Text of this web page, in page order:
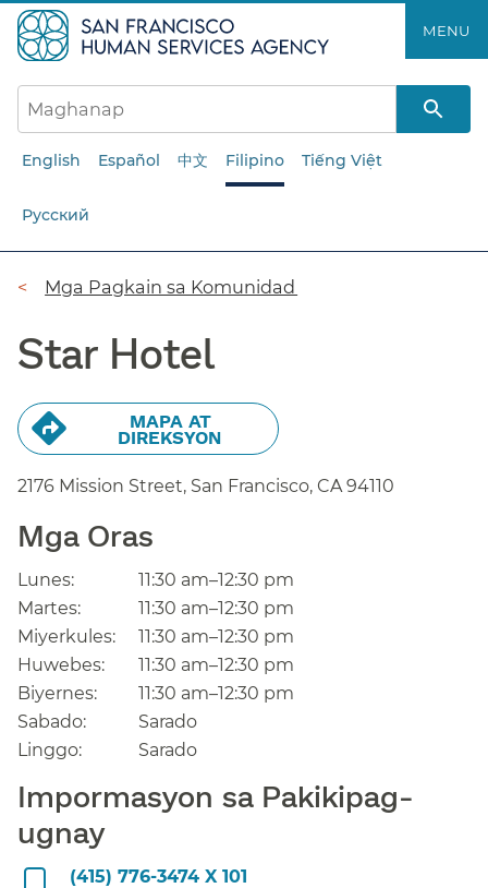
ang
pangunahing
nilalaman​​
MENU​​
English Español 中文 Filipino Tiếng Việt
Русский
Breadcrumb​​
Mga Pagkain sa Komunidad​​
Star Hotel​​
MAPA AT
DIREKSYON​​
2176 Mission Street, San Francisco, CA 94110
Mga Oras​​
Lunes:​​
11:30 am–12:30 pm​​
Martes:​​
11:30 am–12:30 pm​​
Miyerkules:​​
11:30 am–12:30 pm​​
Huwebes:​​
11:30 am–12:30 pm​​
Biyernes:​​
11:30 am–12:30 pm​​
Sabado:​​
Sarado​​
Linggo:​​
Sarado​​
Impormasyon sa Pakikipag-
ugnay​​
(415) 776-3474 X 101​​